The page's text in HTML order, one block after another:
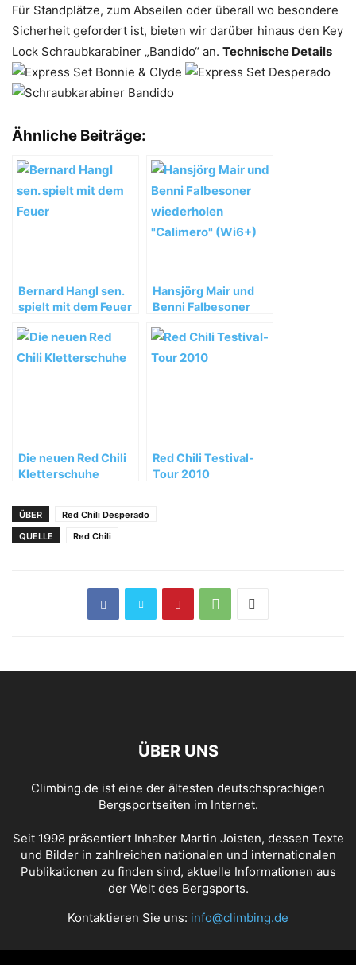
Für Standplätze, zum Abseilen oder überall wo besondere
Sicherheit gefordert ist, bieten wir darüber hinaus den Key
Lock Schraubkarabiner „Bandido“ an. Technische Details
Ähnliche Beiträge:
Bernard Hangl sen.
spielt mit dem Feuer
Hansjörg Mair und
Benni Falbesoner
„Calimero“ (Wi6+)
Die neuen Red Chili
Kletterschuhe
Red Chili Testival-
Tour 2010
ÜBER
Red Chili Desperado
QUELLE
Red Chili
ÜBER UNS
Climbing.de ist eine der ältesten deutschsprachigen
Bergsportseiten im Internet.
Seit 1998 präsentiert Inhaber Martin Joisten, dessen Texte
und Bilder in zahlreichen nationalen und internationalen
Publikationen zu finden sind, aktuelle Informationen aus
der Welt des Bergsports.
Kontaktieren Sie uns: info@climbing.de